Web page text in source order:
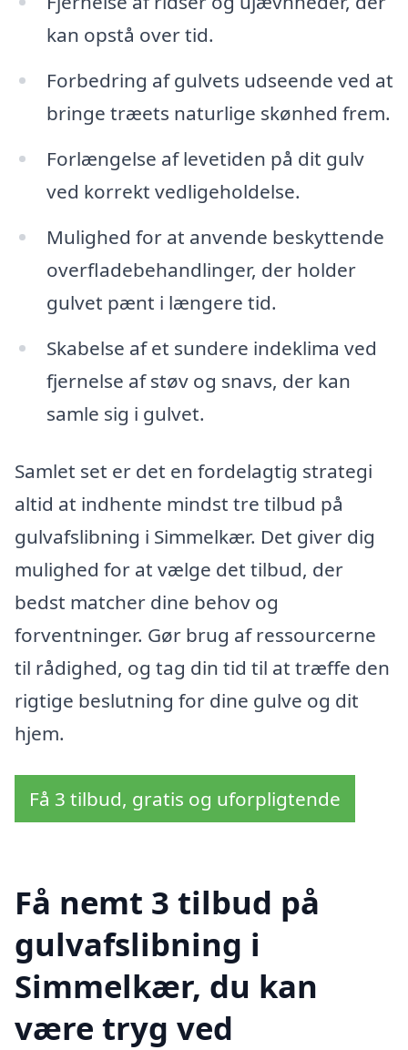
kan opstå over tid.
Forbedring af gulvets udseende ved at
bringe træets naturlige skønhed frem.
Forlængelse af levetiden på dit gulv
ved korrekt vedligeholdelse.
Mulighed for at anvende beskyttende
overfladebehandlinger, der holder
gulvet pænt i længere tid.
Skabelse af et sundere indeklima ved
fjernelse af støv og snavs, der kan
samle sig i gulvet.
Samlet set er det en fordelagtig strategi
altid at indhente mindst tre tilbud på
gulvafslibning i Simmelkær. Det giver dig
mulighed for at vælge det tilbud, der
bedst matcher dine behov og
forventninger. Gør brug af ressourcerne
til rådighed, og tag din tid til at træffe den
rigtige beslutning for dine gulve og dit
hjem.
Få 3 tilbud, gratis og uforpligtende
Få nemt 3 tilbud på
gulvafslibning i
Simmelkær, du kan
være tryg ved